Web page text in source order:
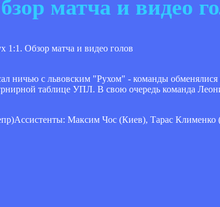
матча и видео
ничью с львовским "Рухом" - команды обменялися
таблице УПЛ. В свою очередь команда
Максим Чос (Киев), Тарас Клименко